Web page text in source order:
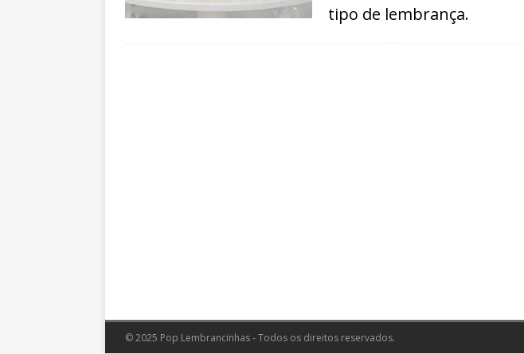
tipo de lembrança.
© 2025 Pop Lembrancinhas - Todos os direitos reservados.